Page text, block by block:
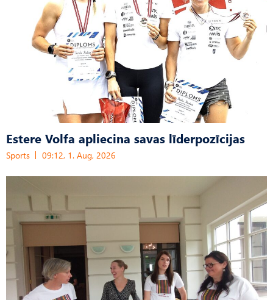
Estere Volfa apliecina savas līderpozīcijas
Sports 09:12, 1. Aug, 2026